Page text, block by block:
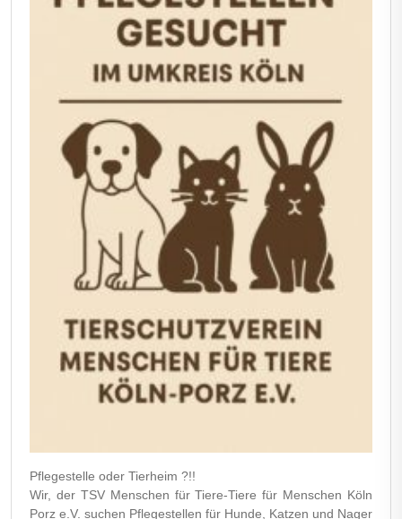
Pflegestelle oder Tierheim ?!!
Wir, der TSV Menschen für Tiere-Tiere für Menschen Köln
Porz e.V. suchen Pflegestellen für Hunde, Katzen und Nager